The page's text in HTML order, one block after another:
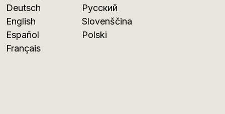
Deutsch
English
Español
Français
Русский
Slovenščina
Polski